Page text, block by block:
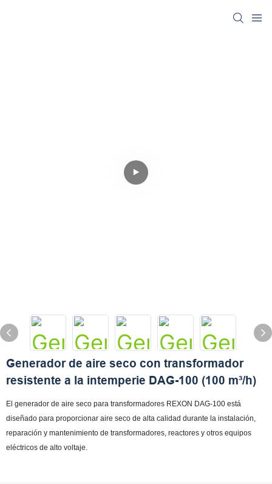
Generador de aire seco con transformador
resistente a la intemperie DAG-100 (100 m³/h)
El generador de aire seco para transformadores REXON DAG-100 está
diseñado para proporcionar aire seco de alta calidad durante la instalación,
reparación y mantenimiento de transformadores, reactores y otros equipos
eléctricos de alto voltaje.